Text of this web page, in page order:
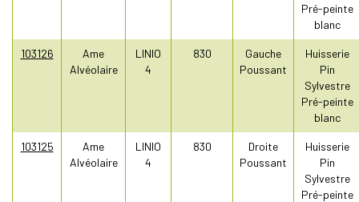
Pré-peinte
blanc
103126
Ame
Alvéolaire
LINIO
4
830
Gauche
Poussant
Huisserie
Pin
Sylvestre
Pré-peinte
blanc
103125
Ame
Alvéolaire
LINIO
4
830
Droite
Poussant
Huisserie
Pin
Sylvestre
Pré-peinte